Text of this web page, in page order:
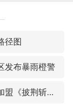
径图
发布暴雨橙警
小沈阳加盟《披荆斩棘》